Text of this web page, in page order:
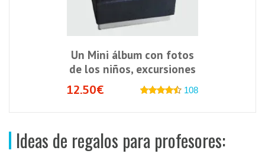
Un Mini álbum con fotos
de los niños, excursiones
12.50€
108
Ideas de regalos para profesores: